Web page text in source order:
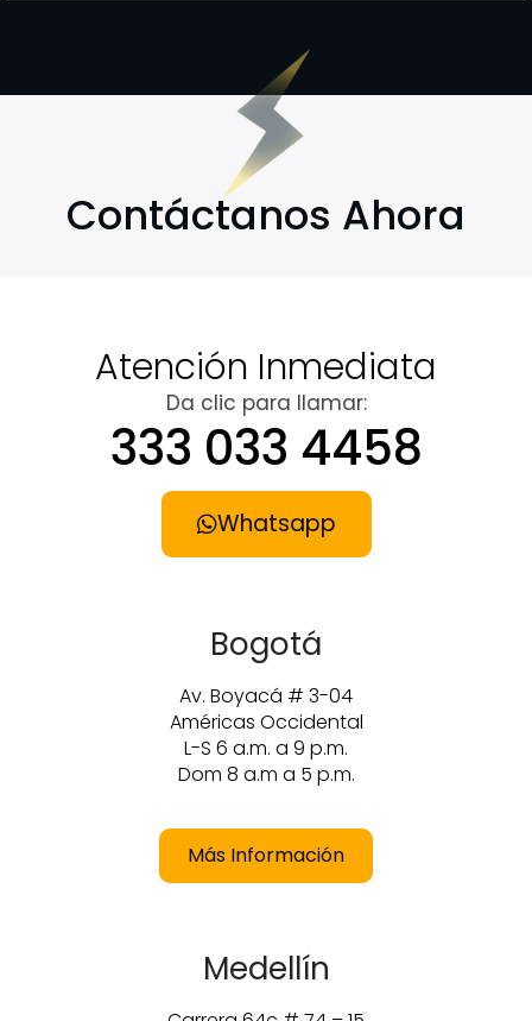
Contáctanos Ahora
Atención Inmediata
Da clic para llamar:
333 033 4458
Whatsapp
Bogotá
Av. Boyacá # 3-04
Américas Occidental
L-S 6 a.m. a 9 p.m.
Dom 8 a.m a 5 p.m.
Más Información
Medellín